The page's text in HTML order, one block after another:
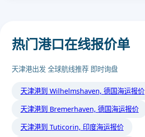
热门港口在线报价单
天津港出发 全球航线推荐 即时询盘
天津港到 Wilhelmshaven, 德国海运报价
天津港到 Bremerhaven, 德国海运报价
天津港到 Tuticorin, 印度海运报价